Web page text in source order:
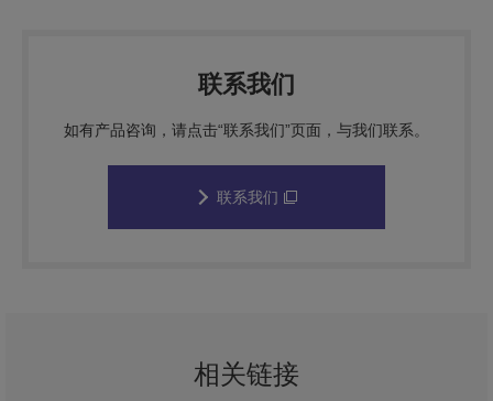
联系我们
如有产品咨询，请点击“联系我们”页面，与我们联系。
联系我们
相关链接